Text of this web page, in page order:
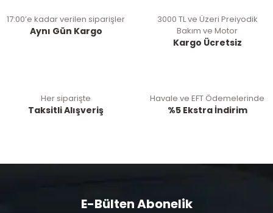
17:00’e kadar verilen siparişler
Aynı Gün Kargo
3000 TL ve Üzeri Preiyodik
Bakım ve Motor
Kargo Ücretsiz
Her siparişte
Taksitli Alışveriş
Havale ve EFT Ödemelerinde
%5 Ekstra İndirim
E-Bülten Abonelik